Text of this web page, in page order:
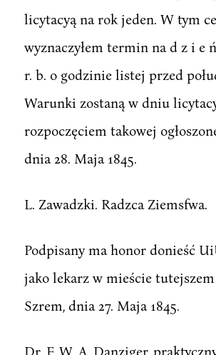
licytacyą na rok jeden. W tym
wyznaczyłem termin na d z i e
r. b. o godzinie listej przed
Warunki zostaną w dniu
rozpoczęciem takowej
dnia 28. Maja 1845.
L. Zawadzki. Radzca Ziemsfwa.
Podpisany ma honor donieść
jako lekarz w mieście tutejszem
Szrem, dnia 27. Maja 1845.
Dr. F. W. A. Danziger,